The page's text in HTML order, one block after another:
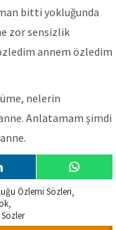
bitti yokluğunda
zor sensizlik
annem özledim
nelerin
Anlatamam şimdi
Özlemi Sözleri,
,